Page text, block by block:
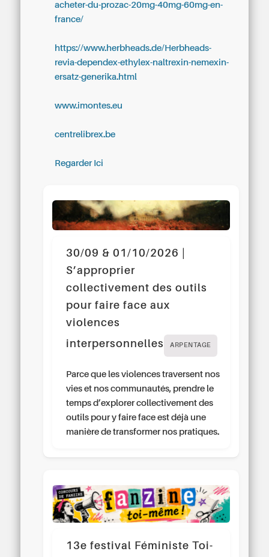
acheter-du-prozac-20mg-40mg-60mg-en-
france/
https://www.herbheads.de/Herbheads-
revia-dependex-ethylex-naltrexin-nemexin-
ersatz-generika.html
www.imontes.eu
centrelibrex.be
Regarder Ici
30/09 & 01/10/2026 |
S’approprier
collectivement des outils
pour faire face aux
violences
interpersonnelles
ARPENTAGE
Parce que les violences traversent nos
vies et nos communautés, prendre le
temps d’explorer collectivement des
outils pour y faire face est déjà une
manière de transformer nos pratiques.
13e festival Féministe Toi-